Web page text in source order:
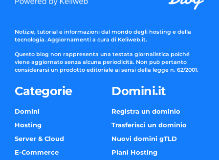
Notizie, tutorial e informazioni dal mondo degli hosting e della
tecnologia. Aggiornamenti a cura di Keliweb.it.
Questo blog non rappresenta una testata giornalistica poiché
viene aggiornato senza alcuna periodicità. Non può pertanto
considerarsi un prodotto editoriale ai sensi della legge n. 62/2001.
Categorie
Domini
Hosting
Server & Cloud
E-Commerce
Domini.it
Registra un dominio
Trasferisci un dominio
Nuovi domini gTLD
Piani Hosting